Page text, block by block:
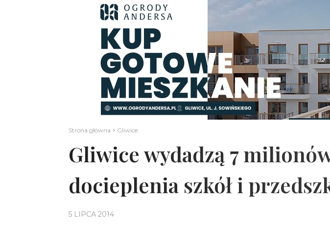
Strona główna Gliwice
Gliwice wydadzą 7
docieplenia szkół i
5 LIPCA 2014